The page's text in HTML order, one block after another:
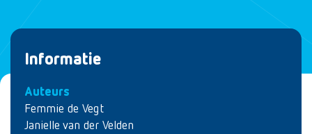
Informatie
Auteurs
Femmie de Vegt
Janielle van der Velden